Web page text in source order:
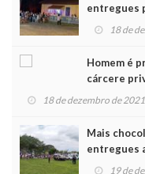
entregues
Noel
18 de
Homem é
cárcere
18 de dezembro de 2021
Mais
entregues
19 de